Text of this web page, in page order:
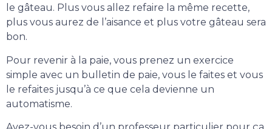
le gâteau. Plus vous allez refaire la même recette,
plus vous aurez de l’aisance et plus votre gâteau sera
bon.
Pour revenir à la paie, vous prenez un exercice
simple avec un bulletin de paie, vous le faites et vous
le refaites jusqu’à ce que cela devienne un
automatisme.